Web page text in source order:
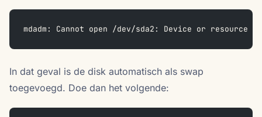
mdadm: Cannot open /dev/sda2: Device or resource
In dat geval is de disk automatisch als swap
toegevoegd. Doe dan het volgende: